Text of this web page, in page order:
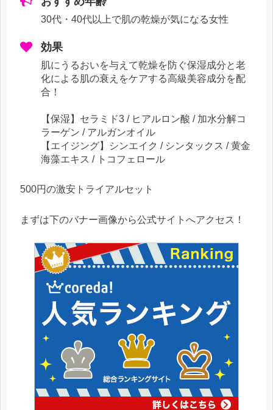
30代・40代以上で肌の乾燥が気になる女性
効果
肌にうるおいを与えて乾燥を防ぐ保湿成分と老
化による肌の衰えをケアする高級美容成分を配
合！
【保湿】セラミド3 / ヒアルロン酸 / 加水分解コ
ラーゲン / アルガンオイル
【エイジング】シンエイク / シンタックス / 黄金
海藻エキス / トコフェロール
500円の激安トライアルセット
まずは下のバナー画像から公式サイトへアクセス！